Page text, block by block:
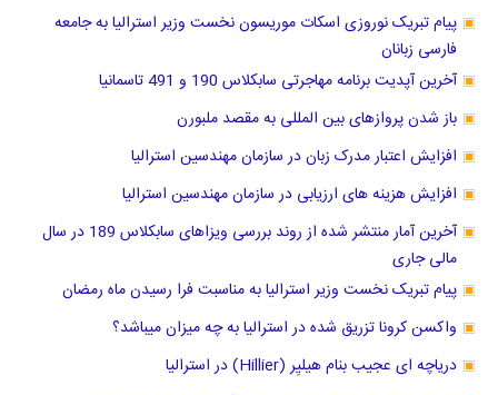
پیام تبریک نوروزی اسکات موریسون نخست وزیر استرالیا به جامعه
فارسی زبانان
آخرین آپدیت برنامه مهاجرتی سابکلاس 190 و 491 تاسمانیا
باز شدن پروازهای بین المللی به مقصد ملبورن
افزایش اعتبار مدرک زبان در سازمان مهندسین استرالیا
افزایش هزینه های ارزیابی در سازمان مهندسین استرالیا
آخرین آمار منتشر شده از روند بررسی ویزاهای سابکلاس 189 در سال
مالی جاری
پیام تبریک نخست وزیر استرالیا به مناسبت فرا رسیدن ماه رمضان
واکسن کرونا تزریق شده در استرالیا به چه میزان میباشد؟
دریاچه ا‌ی عجیب بنام هیلیِر (Hillier) در استرالیا